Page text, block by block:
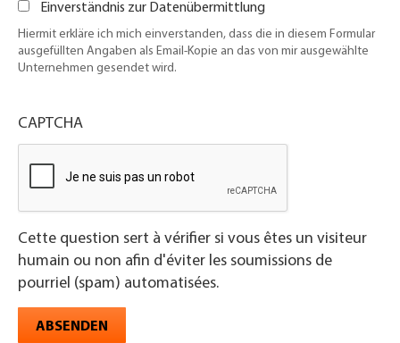
Einverständnis zur Datenübermittlung
Hiermit erkläre ich mich einverstanden, dass die in diesem Formular
ausgefüllten Angaben als Email-Kopie an das von mir ausgewählte
Unternehmen gesendet wird.
CAPTCHA
Cette question sert à vérifier si vous êtes un visiteur
humain ou non afin d'éviter les soumissions de
pourriel (spam) automatisées.
ABSENDEN